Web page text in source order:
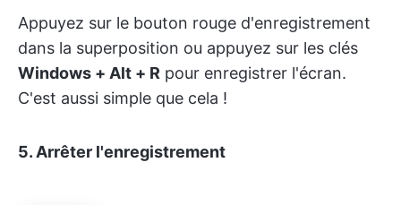
Appuyez sur le bouton rouge d'enregistrement
dans la superposition ou appuyez sur les clés
Windows + Alt + R pour enregistrer l'écran.
C'est aussi simple que cela !
5. Arrêter l'enregistrement